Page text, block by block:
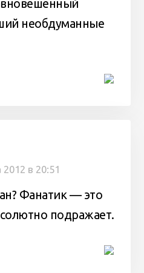
необдуманные
2012 в 20:51
Фанатик — это
подражает.